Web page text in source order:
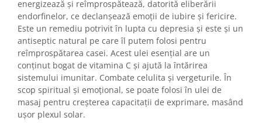
energizează și reîmprospătează, datorită eliberării
endorfinelor, ce declanșează emoții de iubire și fericire.
Este un remediu potrivit în lupta cu depresia și este și un
antiseptic natural pe care îl putem folosi pentru
reîmprospătarea casei. Acest ulei esențial are un
conținut bogat de vitamina C și ajută la întărirea
sistemului imunitar. Combate celulita și vergeturile. În
scop spiritual și emoțional, se poate folosi în ulei de
masaj pentru creșterea capacitații de exprimare, masând
ușor plexul solar.